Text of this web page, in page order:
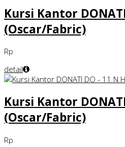
Kursi Kantor
(Oscar/Fabric)
Rp
detail
Kursi Kantor
(Oscar/Fabric)
Rp